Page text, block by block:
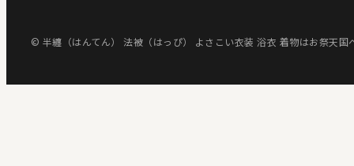
© 半纏（はんてん） 法被（はっぴ） よさこい衣装 浴衣 着物はお祭天国